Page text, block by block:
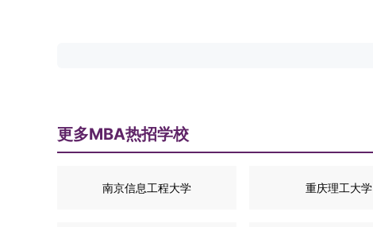
更多MBA热招学校
南京信息工程大学 重庆理工大学